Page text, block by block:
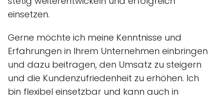
einsetzen.
Gerne möchte ich meine Kenntnisse und
Erfahrungen in Ihrem Unternehmen einbringen
und dazu beitragen, den Umsatz zu steigern
und die Kundenzufriedenheit zu erhöhen. Ich
bin flexibel einsetzbar und kann auch in